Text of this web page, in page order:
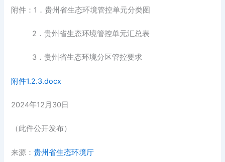
附件：1．贵州省生态环境管控单元分类图
2．贵州省生态环境管控单元汇总表
3．贵州省生态环境分区管控要求
附件1.2.3.docx
2024年12月30日
（此件公开发布）
来源：贵州省生态环境厅